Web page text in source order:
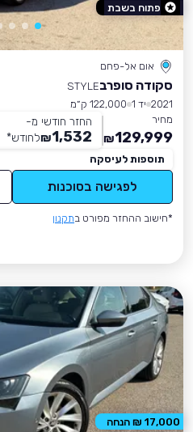
אום אל-פחם
סקודה סופרבSTYLE
2021 יד 1
122,000 ק״מ
מחיר
129,999
₪
החזר חודשי מ-
1,532
₪לחודש*
תוספות לעיסקה
לפגישה בסוכנות
*חישוב ההחזר מפורט בתקנון
פתוח בשבת
17,000 ₪ הנחה